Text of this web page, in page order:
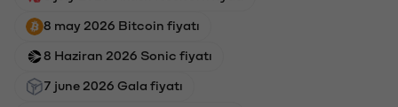
8 may 2026 Bitcoin fiyatı
8 Haziran 2026 Sonic fiyatı
7 june 2026 Gala fiyatı